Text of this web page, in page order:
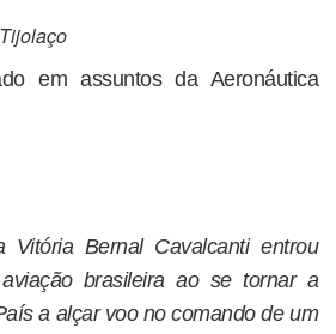
Tijolaço
em assuntos da Aeronáutica
Vitória Bernal Cavalcanti entrou
brasileira ao se tornar a
a alçar voo no comando de um